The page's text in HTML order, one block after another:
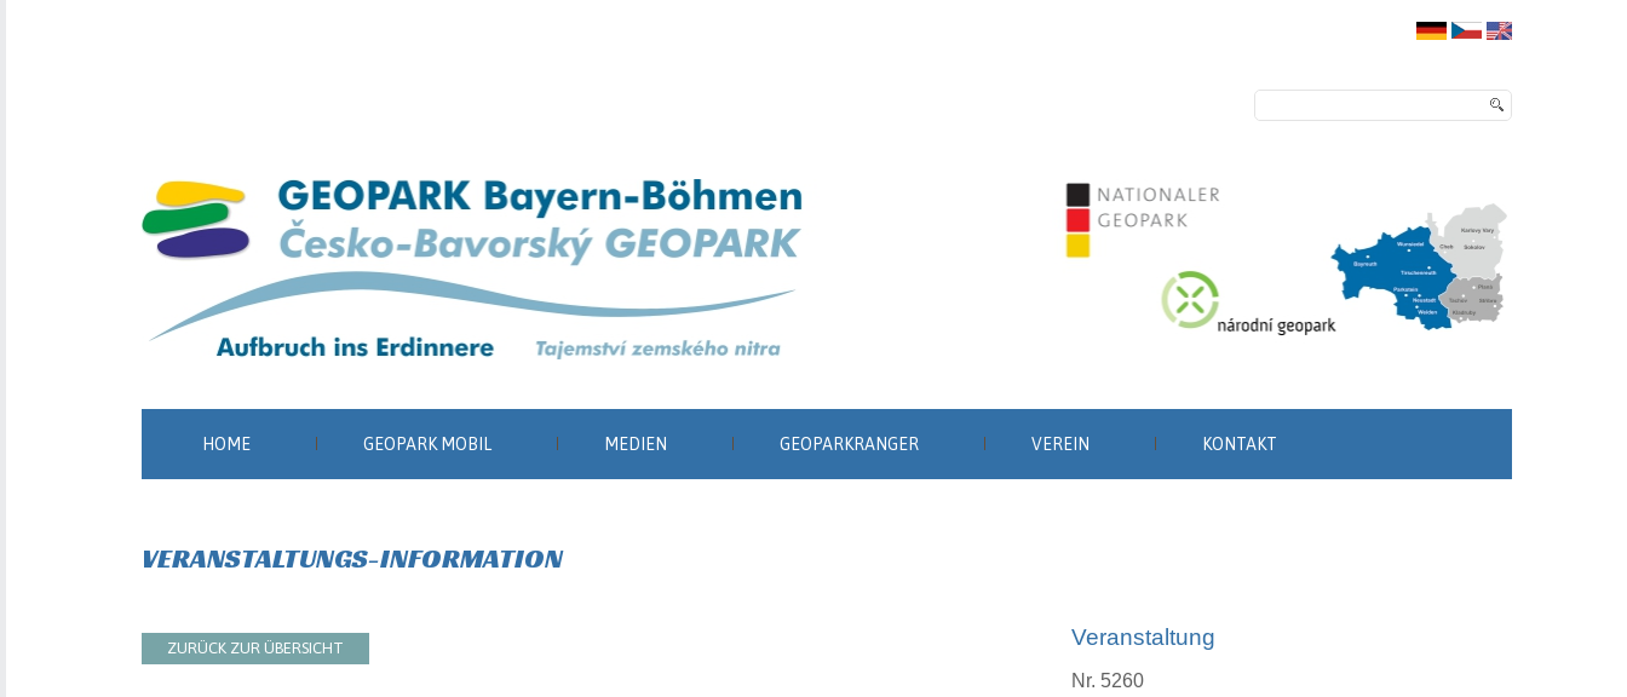
HOME GEOPARK MOBIL MEDIEN GEOPARKRANGER VEREIN KONTAKT
VERANSTALTUNGS-INFORMATION
ZURÜCK ZUR ÜBERSICHT Veranstaltung
Nr. 5260